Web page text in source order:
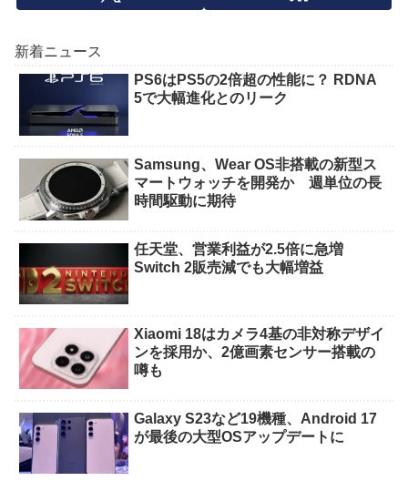
新着ニュース
PS6はPS5の2倍超の性能に？ RDNA
5で大幅進化とのリーク
Samsung、Wear OS非搭載の新型ス
マートウォッチを開発か 週単位の長
時間駆動に期待
任天堂、営業利益が2.5倍に急増
Switch 2販売減でも大幅増益
Xiaomi 18はカメラ4基の非対称デザイ
ンを採用か、2億画素センサー搭載の
噂も
Galaxy S23など19機種、Android 17
が最後の大型OSアップデートに